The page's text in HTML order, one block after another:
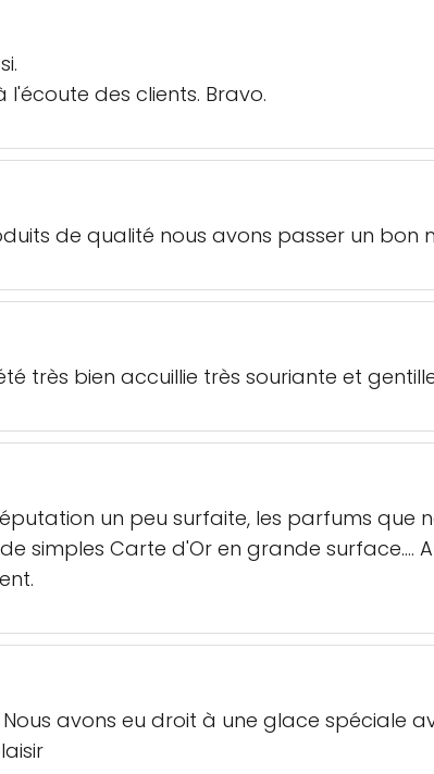
l'écoute des clients. Bravo.
de qualité nous avons passer un bon
très bien accuillie très souriante et
un peu surfaite, les parfums que
simples Carte d'Or en grande surface....
Nous avons eu droit à une glace spéciale